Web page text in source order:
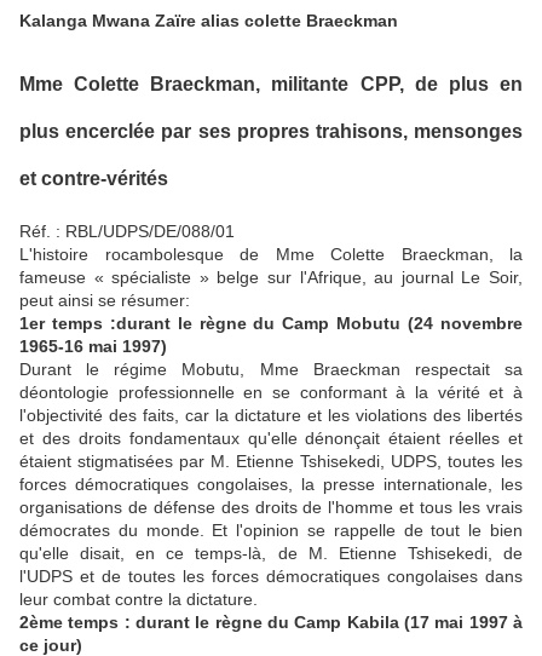
Kalanga Mwana Zaïre alias colette Braeckman
Mme Colette Braeckman, militante CPP, de plus en
plus encerclée par ses propres trahisons, mensonges
et contre-vérités
Réf. : RBL/UDPS/DE/088/01
L'histoire rocambolesque de Mme Colette Braeckman, la
fameuse « spécialiste » belge sur l'Afrique, au journal Le Soir,
peut ainsi se résumer:
1er temps :durant le règne du Camp Mobutu (24 novembre
1965-16 mai 1997)
Durant le régime Mobutu, Mme Braeckman respectait sa
déontologie professionnelle en se conformant à la vérité et à
l'objectivité des faits, car la dictature et les violations des libertés
et des droits fondamentaux qu'elle dénonçait étaient réelles et
étaient stigmatisées par M. Etienne Tshisekedi, UDPS, toutes les
forces démocratiques congolaises, la presse internationale, les
organisations de défense des droits de l'homme et tous les vrais
démocrates du monde. Et l'opinion se rappelle de tout le bien
qu'elle disait, en ce temps-là, de M. Etienne Tshisekedi, de
l'UDPS et de toutes les forces démocratiques congolaises dans
leur combat contre la dictature.
2ème temps : durant le règne du Camp Kabila (17 mai 1997 à
ce jour)